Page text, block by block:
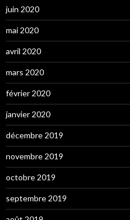
juin 2020
mai 2020
avril 2020
mars 2020
février 2020
janvier 2020
décembre 2019
novembre 2019
octobre 2019
septembre 2019